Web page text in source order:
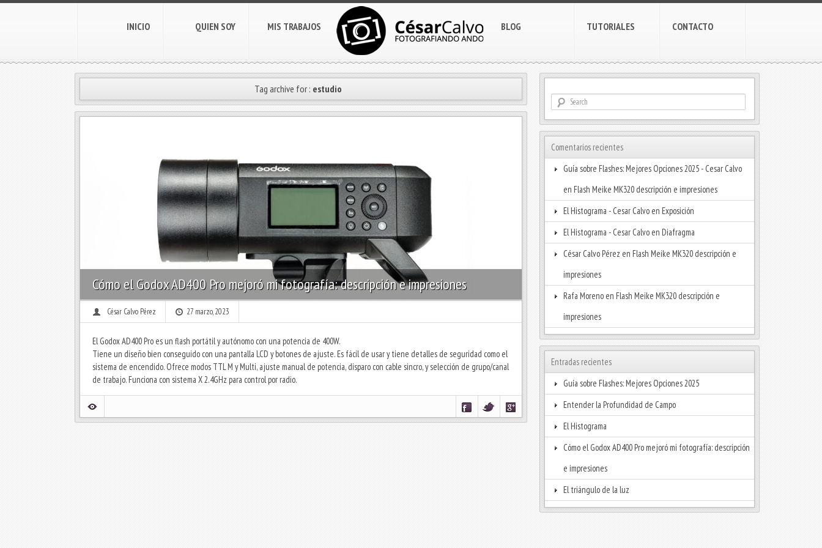
MIS TRABAJOS
QUIEN SOY
INICIO BLOG TUTORIALES CONTACTO
Tag archive for : estudio
Cómo el Godox AD400 Pro mejoró mi fotografía: descripción e impresiones
César Calvo Pérez 27 marzo, 2023
El Godox AD400 Pro es un flash portátil y autónomo con una potencia de 400W.
Tiene un diseño bien conseguido con una pantalla LCD y botones de ajuste. Es fácil de usar y tiene detalles de seguridad como el
sistema de encendido. Ofrece modos TTL M y Multi, ajuste manual de potencia, disparo con cable sincro, y selección de grupo/canal
de trabajo. Funciona con sistema X 2.4GHz para control por radio.
Comentarios recientes
Guía sobre Flashes: Mejores Opciones 2025 - Cesar Calvo
en Flash Meike MK320 descripción e impresiones
El Histograma - Cesar Calvo en Exposición
El Histograma - Cesar Calvo en Diafragma
César Calvo Pérez en Flash Meike MK320 descripción e
impresiones
Rafa Moreno en Flash Meike MK320 descripción e
impresiones
Entradas recientes
Guía sobre Flashes: Mejores Opciones 2025
Entender la Profundidad de Campo
El Histograma
Cómo el Godox AD400 Pro mejoró mi fotografía: descripción
e impresiones
El triángulo de la luz